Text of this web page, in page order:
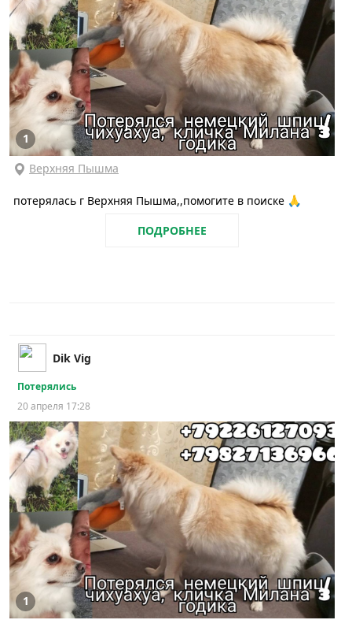
1
Верхняя Пышма
потерялась г Верхняя Пышма,,помогите в поиске 🙏
ПОДРОБНЕЕ
Dik Vig
Потерялись
20 апреля 17:28
1